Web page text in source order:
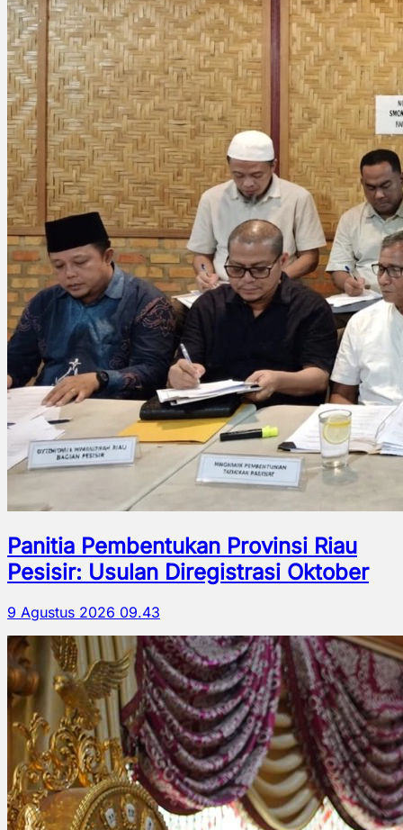
Panitia Pembentukan Provinsi Riau
Pesisir: Usulan Diregistrasi Oktober
9 Agustus 2026 09.43